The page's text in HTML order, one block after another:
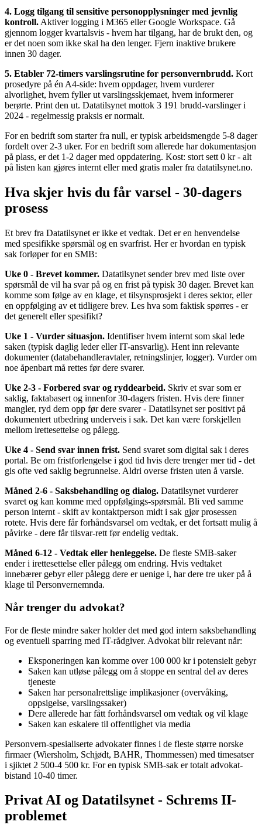
4. Logg tilgang til sensitive personopplysninger med jevnlig
kontroll. Aktiver logging i M365 eller Google Workspace. Gå
gjennom logger kvartalsvis - hvem har tilgang, har de brukt den, og
er det noen som ikke skal ha den lenger. Fjern inaktive brukere
innen 30 dager.
5. Etabler 72-timers varslingsrutine for personvernbrudd. Kort
prosedyre på én A4-side: hvem oppdager, hvem vurderer
alvorlighet, hvem fyller ut varslingsskjemaet, hvem informerer
berørte. Print den ut. Datatilsynet mottok 3 191 brudd-varslinger i
2024 - regelmessig praksis er normalt.
For en bedrift som starter fra null, er typisk arbeidsmengde 5-8 dager
fordelt over 2-3 uker. For en bedrift som allerede har dokumentasjon
på plass, er det 1-2 dager med oppdatering. Kost: stort sett 0 kr - alt
på listen kan gjøres internt eller med gratis maler fra datatilsynet.no.
Hva skjer hvis du får varsel - 30-dagers
prosess
Et brev fra Datatilsynet er ikke et vedtak. Det er en henvendelse
med spesifikke spørsmål og en svarfrist. Her er hvordan en typisk
sak forløper for en SMB:
Uke 0 - Brevet kommer. Datatilsynet sender brev med liste over
spørsmål de vil ha svar på og en frist på typisk 30 dager. Brevet kan
komme som følge av en klage, et tilsynsprosjekt i deres sektor, eller
en oppfølging av et tidligere brev. Les hva som faktisk spørres - er
det generelt eller spesifikt?
Uke 1 - Vurder situasjon. Identifiser hvem internt som skal lede
saken (typisk daglig leder eller IT-ansvarlig). Hent inn relevante
dokumenter (databehandleravtaler, retningslinjer, logger). Vurder om
noe åpenbart må rettes før dere svarer.
Uke 2-3 - Forbered svar og ryddearbeid. Skriv et svar som er
saklig, faktabasert og innenfor 30-dagers fristen. Hvis dere finner
mangler, ryd dem opp før dere svarer - Datatilsynet ser positivt på
dokumentert utbedring underveis i sak. Det kan være forskjellen
mellom irettesettelse og pålegg.
Uke 4 - Send svar innen frist. Send svaret som digital sak i deres
portal. Be om fristforlengelse i god tid hvis dere trenger mer tid - det
gis ofte ved saklig begrunnelse. Aldri overse fristen uten å varsle.
Måned 2-6 - Saksbehandling og dialog. Datatilsynet vurderer
svaret og kan komme med oppfølgings-spørsmål. Bli ved samme
person internt - skift av kontaktperson midt i sak gjør prosessen
rotete. Hvis dere får forhåndsvarsel om vedtak, er det fortsatt mulig å
påvirke - dere får tilsvar-rett før endelig vedtak.
Måned 6-12 - Vedtak eller henleggelse. De fleste SMB-saker
ender i irettesettelse eller pålegg om endring. Hvis vedtaket
innebærer gebyr eller pålegg dere er uenige i, har dere tre uker på å
klage til Personvernemnda.
Når trenger du advokat?
For de fleste mindre saker holder det med god intern saksbehandling
og eventuell sparring med IT-rådgiver. Advokat blir relevant når:
Eksponeringen kan komme over 100 000 kr i potensielt gebyr
Saken kan utløse pålegg om å stoppe en sentral del av deres
tjeneste
Saken har personalrettslige implikasjoner (overvåking,
oppsigelse, varslingssaker)
Dere allerede har fått forhåndsvarsel om vedtak og vil klage
Saken kan eskalere til offentlighet via media
Personvern-spesialiserte advokater finnes i de fleste større norske
firmaer (Wiersholm, Schjødt, BAHR, Thommessen) med timesatser
i sjiktet 2 500-4 500 kr. For en typisk SMB-sak er totalt advokat-
bistand 10-40 timer.
Privat AI og Datatilsynet - Schrems II-
problemet